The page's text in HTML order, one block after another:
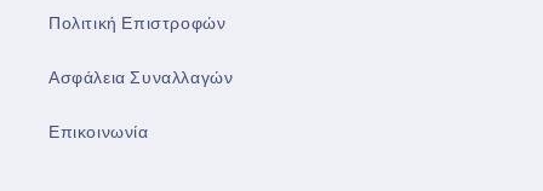
Πολιτική Επιστροφών
Ασφάλεια Συναλλαγών
Επικοινωνία